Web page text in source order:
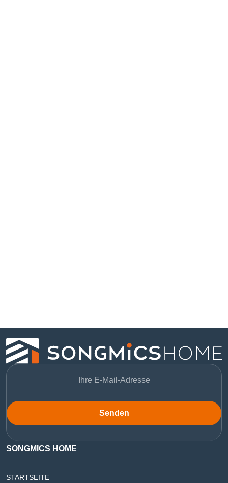
Senden
SONGMICS HOME
STARTSEITE